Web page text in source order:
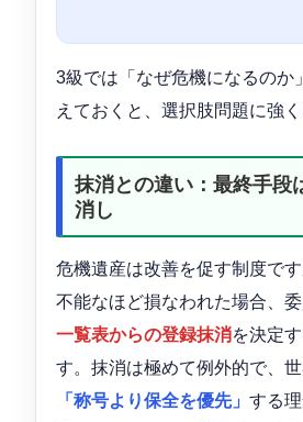
3級では「なぜ危機になるのか
えておくと、選択肢問題に強く
抹消との違い：最終手段
消し
危機遺産は改善を促す制度で
不能なほど損なわれた場合、
一覧表からの登録抹消を決定
す。抹消は極めて例外的で、
「称号より保全を優先」 する